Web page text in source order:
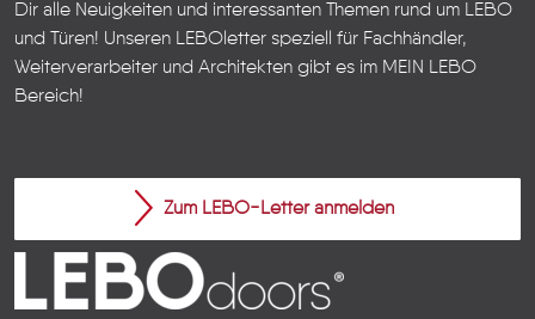
Dir alle Neuigkeiten und interessanten Themen rund um LEBO
und Türen! Unseren LEBOletter speziell für Fachhändler,
Weiterverarbeiter und Architekten gibt es im MEIN LEBO
Bereich!
Zum LEBO-Letter anmelden